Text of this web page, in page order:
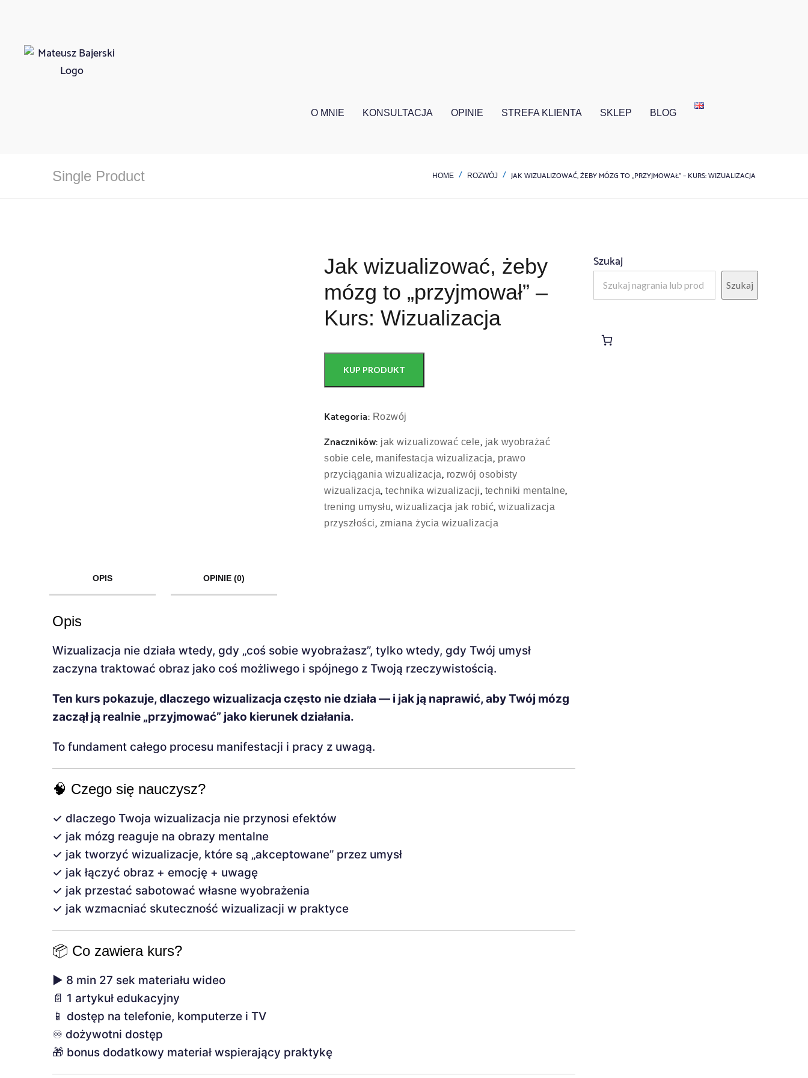
O MNIE KONSULTACJA OPINIE STREFA KLIENTA SKLEP BLOG
Single Product HOME ROZWÓJ JAK WIZUALIZOWAĆ, ŻEBY MÓZG TO „PRZYJMOWAŁ” – KURS: WIZUALIZACJA
Jak wizualizować, żeby
mózg to „przyjmował” –
Kurs: Wizualizacja
KUP PRODUKT
Kategoria: Rozwój
Znaczników:jak wizualizować cele,jak wyobrażać
sobie cele, manifestacja wizualizacja, prawo
przyciągania wizualizacja, rozwój osobisty
wizualizacja,technika wizualizacji, techniki mentalne,
trening umysłu,wizualizacja jak robić,wizualizacja
przyszłości, zmiana życia wizualizacja
OPIS OPINIE (0)
Opis
Wizualizacja nie działa wtedy, gdy „coś sobie wyobrażasz”, tylko wtedy, gdy Twój umysł
zaczyna traktować obraz jako coś możliwego i spójnego z Twoją rzeczywistością.
Ten kurs pokazuje, dlaczego wizualizacja często nie działa — i jak ją naprawić, aby Twój mózg
zaczął ją realnie „przyjmować” jako kierunek działania.
To fundament całego procesu manifestacji i pracy z uwagą.
🧠 Czego się nauczysz?
✓ dlaczego Twoja wizualizacja nie przynosi efektów
✓ jak mózg reaguje na obrazy mentalne
✓ jak tworzyć wizualizacje, które są „akceptowane” przez umysł
✓ jak łączyć obraz + emocję + uwagę
✓ jak przestać sabotować własne wyobrażenia
✓ jak wzmacniać skuteczność wizualizacji w praktyce
📦 Co zawiera kurs?
▶️ 8 min 27 sek materiału wideo
📄 1 artykuł edukacyjny
📱 dostęp na telefonie, komputerze i TV
♾️ dożywotni dostęp
🎁 bonus dodatkowy materiał wspierający praktykę
Szukaj
Szukaj